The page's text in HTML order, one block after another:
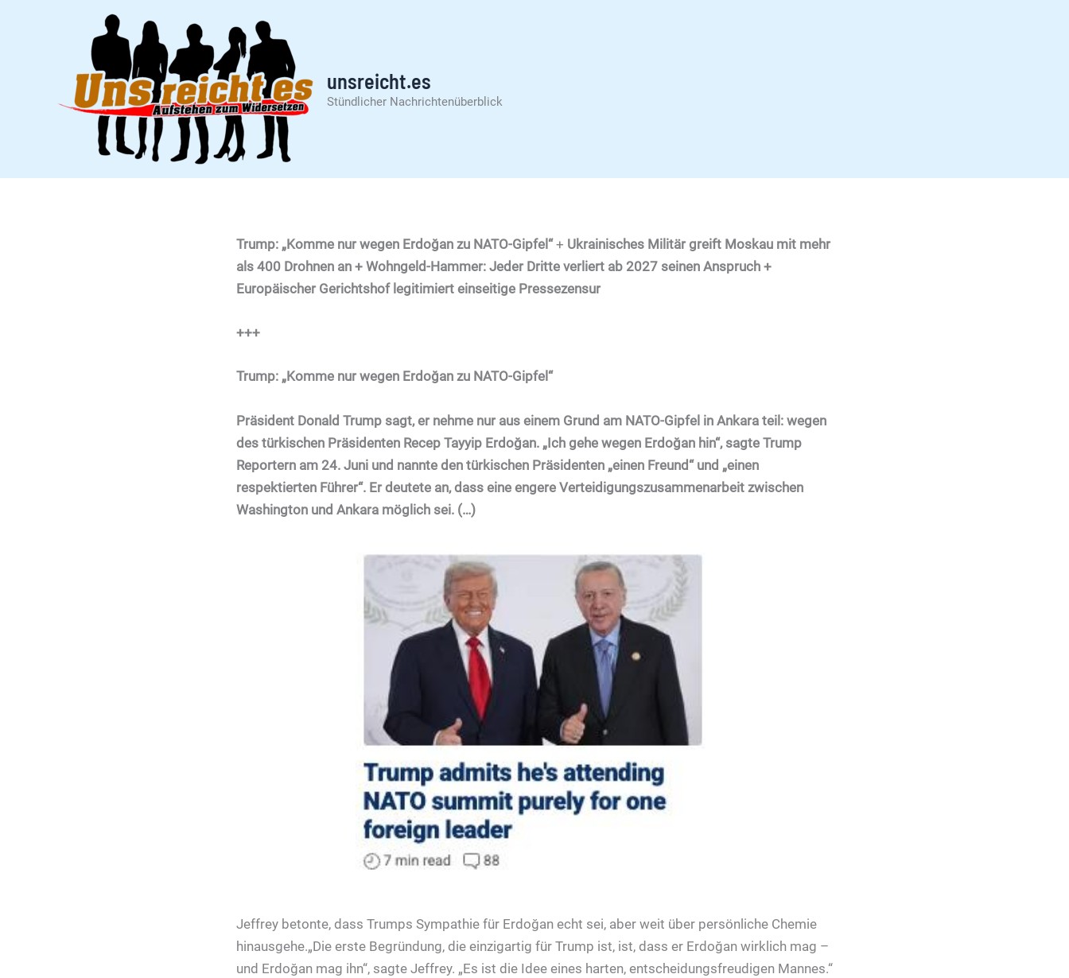
unsreicht.es
Stündlicher Nachrichtenüberblick
Trump: „Komme nur wegen Erdoğan zu NATO-Gipfel“+ Ukrainisches Militär greift Moskau mit mehr
als 400 Drohnen an + Wohngeld-Hammer: Jeder Dritte verliert ab 2027 seinen Anspruch +
Europäischer Gerichtshof legitimiert einseitige Pressezensur
+++
Trump: „Komme nur wegen Erdoğan zu NATO-Gipfel“
Präsident Donald Trump sagt, er nehme nur aus einem Grund am NATO-Gipfel in Ankara teil: wegen
des türkischen Präsidenten Recep Tayyip Erdoğan. „Ich gehe wegen Erdoğan hin“, sagte Trump
Reportern am 24. Juni und nannte den türkischen Präsidenten „einen Freund“ und „einen
respektierten Führer“. Er deutete an, dass eine engere Verteidigungszusammenarbeit zwischen
Washington und Ankara möglich sei. (…)
Jeffrey betonte, dass Trumps Sympathie für Erdoğan echt sei, aber weit über persönliche Chemie
hinausgehe.„Die erste Begründung, die einzigartig für Trump ist, ist, dass er Erdoğan wirklich mag –
und Erdoğan mag ihn“, sagte Jeffrey. „Es ist die Idee eines harten, entscheidungsfreudigen Mannes.“